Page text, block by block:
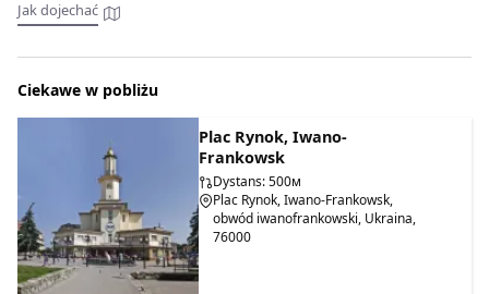
Jak dojechać
Ciekawe w pobliżu
Plac Rynok, Iwano-
Frankowsk
Dystans: 500м
Plac Rynok, Iwano-Frankowsk,
obwód iwanofrankowski, Ukraina,
76000